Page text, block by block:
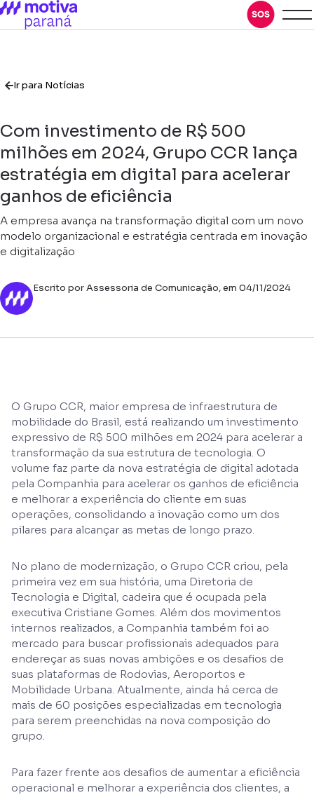
Ir para Notícias
Com investimento de R$ 500
milhões em 2024, Grupo CCR lança
estratégia em digital para acelerar
ganhos de eficiência
A empresa avança na transformação digital com um novo
modelo organizacional e estratégia centrada em inovação
e digitalização
Escrito por Assessoria de Comunicação, em 04/11/2024
O Grupo CCR, maior empresa de infraestrutura de
mobilidade do Brasil, está realizando um investimento
expressivo de R$ 500 milhões em 2024 para acelerar a
transformação da sua estrutura de tecnologia. O
volume faz parte da nova estratégia de digital adotada
pela Companhia para acelerar os ganhos de eficiência
e melhorar a experiência do cliente em suas
operações, consolidando a inovação como um dos
pilares para alcançar as metas de longo prazo.
No plano de modernização, o Grupo CCR criou, pela
primeira vez em sua história, uma Diretoria de
Tecnologia e Digital, cadeira que é ocupada pela
executiva Cristiane Gomes. Além dos movimentos
internos realizados, a Companhia também foi ao
mercado para buscar profissionais adequados para
endereçar as suas novas ambições e os desafios de
suas plataformas de Rodovias, Aeroportos e
Mobilidade Urbana. Atualmente, ainda há cerca de
mais de 60 posições especializadas em tecnologia
para serem preenchidas na nova composição do
grupo.
Para fazer frente aos desafios de aumentar a eficiência
operacional e melhorar a experiência dos clientes, a